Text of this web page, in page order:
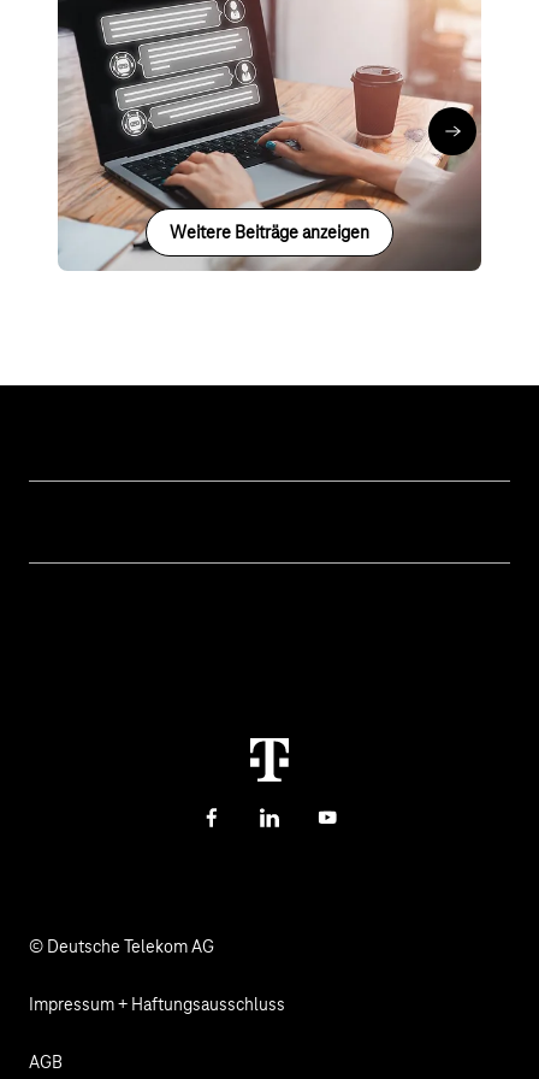
Cyber Security Digitale Verwaltung
Business GPT
Marco Doth∙06.09.24
Business
Weitere Beiträge anzeigen
FacebookLinkedInYouTube
© Deutsche Telekom AG
Impressum + Haftungsausschluss
AGB